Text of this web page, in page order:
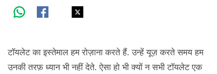
टॉयलेट का इस्तेमाल हम रोज़ाना करते हैं. उन्हें यूज़ करते समय हम
उनकी तरफ़ ध्यान भी नहीं देते. ऐसा हो भी क्यों न सभी टॉयलेट एक